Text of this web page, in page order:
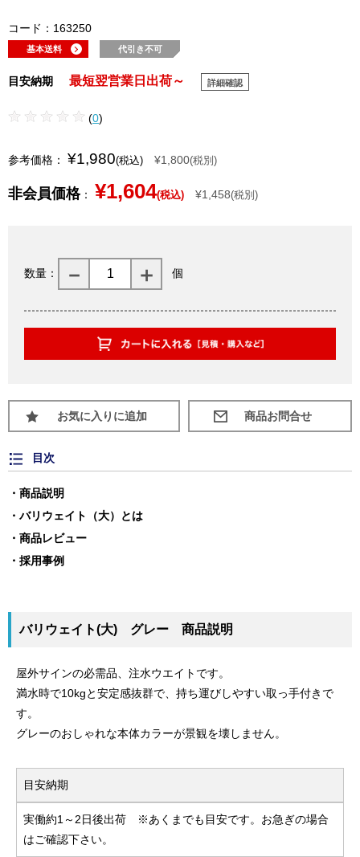
コード：163250
基本送料 代引き不可
目安納期 最短翌営業日出荷～ 詳細確認
(0)
参考価格： ¥1,980(税込) ¥1,800(税別)
非会員価格： ¥1,604(税込) ¥1,458(税別)
数量： 個
お気に入りに追加
目次
商品説明
バリウェイト（大）とは
商品レビュー
採用事例
バリウェイト(大) グレー 商品説明
屋外サインの必需品、注水ウエイトです。
満水時で10kgと安定感抜群で、持ち運びしやすい取っ手付きで
す。
グレーのおしゃれな本体カラーが景観を壊しません。
目安納期
実働約1～2日後出荷 ※あくまでも目安です。お急ぎの場合
はご確認下さい。